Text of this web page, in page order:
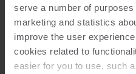
serve a number of
marketing and statistics
improve the user
cookies related to
easier for you to use, such
kanssakäymiseen
Uutta logoa käytetään
materiaaleissa ja tuotteissa.